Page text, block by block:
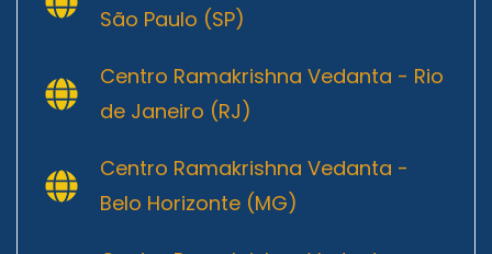
São Paulo (SP)
Centro Ramakrishna Vedanta - Rio
de Janeiro (RJ)
Centro Ramakrishna Vedanta -
Belo Horizonte (MG)